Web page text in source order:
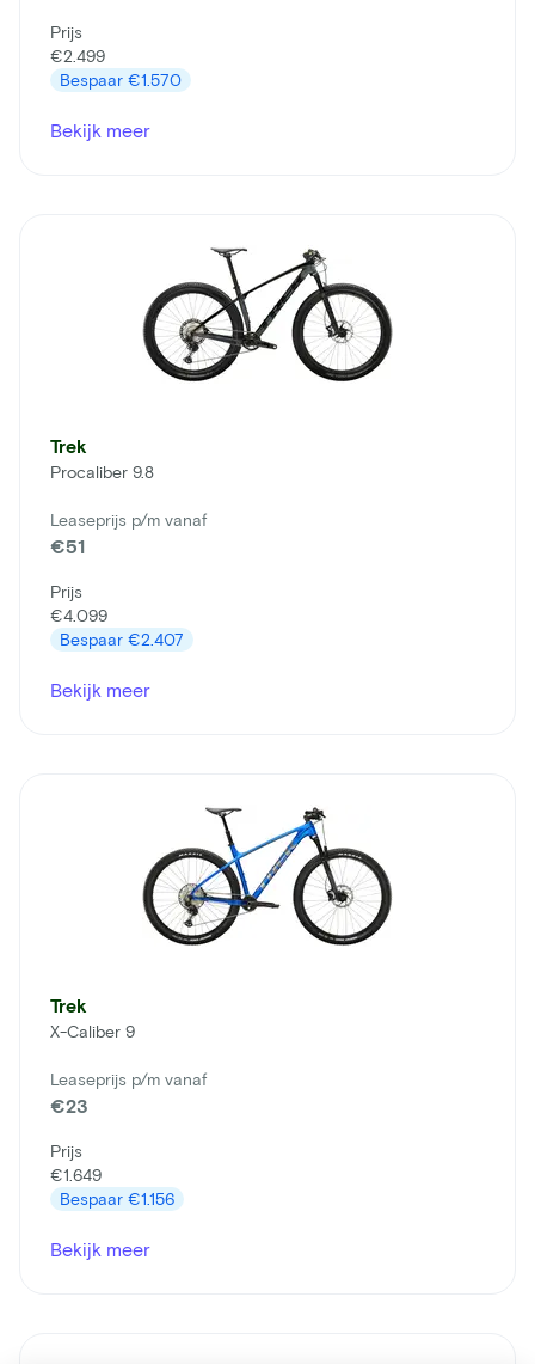
Prijs
€2.499
Bespaar €1.570
Bekijk meer
Trek
Procaliber 9.8
Leaseprijs p/m vanaf
€51
Prijs
€4.099
Bespaar €2.407
Bekijk meer
Trek
X-Caliber 9
Leaseprijs p/m vanaf
€23
Prijs
€1.649
Bespaar €1.156
Bekijk meer